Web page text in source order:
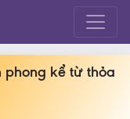
kể từ thỏa